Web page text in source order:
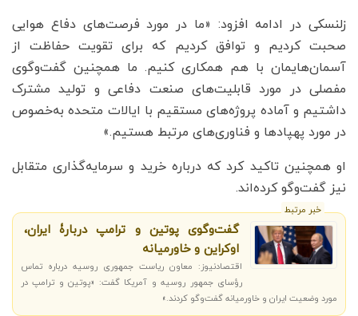
زلنسکی در ادامه افزود: «ما در مورد فرصت‌های دفاع هوایی
صحبت کردیم و توافق کردیم که برای تقویت حفاظت از
آسمان‌هایمان با هم همکاری کنیم. ما همچنین گفت‌وگوی
مفصلی در مورد قابلیت‌های صنعت دفاعی و تولید مشترک
داشتیم و آماده پروژه‌های مستقیم با ایالات متحده به‌خصوص
در مورد پهپادها و فناوری‌های مرتبط هستیم.»
او همچنین تاکید کرد که درباره خرید و سرمایه‌گذاری متقابل
نیز گفت‌وگو کرده‌اند.
خبر مرتبط
گفت‌وگوی پوتین و ترامپ دربارۀ ایران،
اوکراین و خاورمیانه
اقتصادنیوز: معاون ریاست جمهوری روسیه درباره تماس
رؤسای جمهور روسیه و آمریکا گفت: «پوتین و ترامپ در
مورد وضعیت ایران و خاورمیانه گفت‌وگو کردند.»